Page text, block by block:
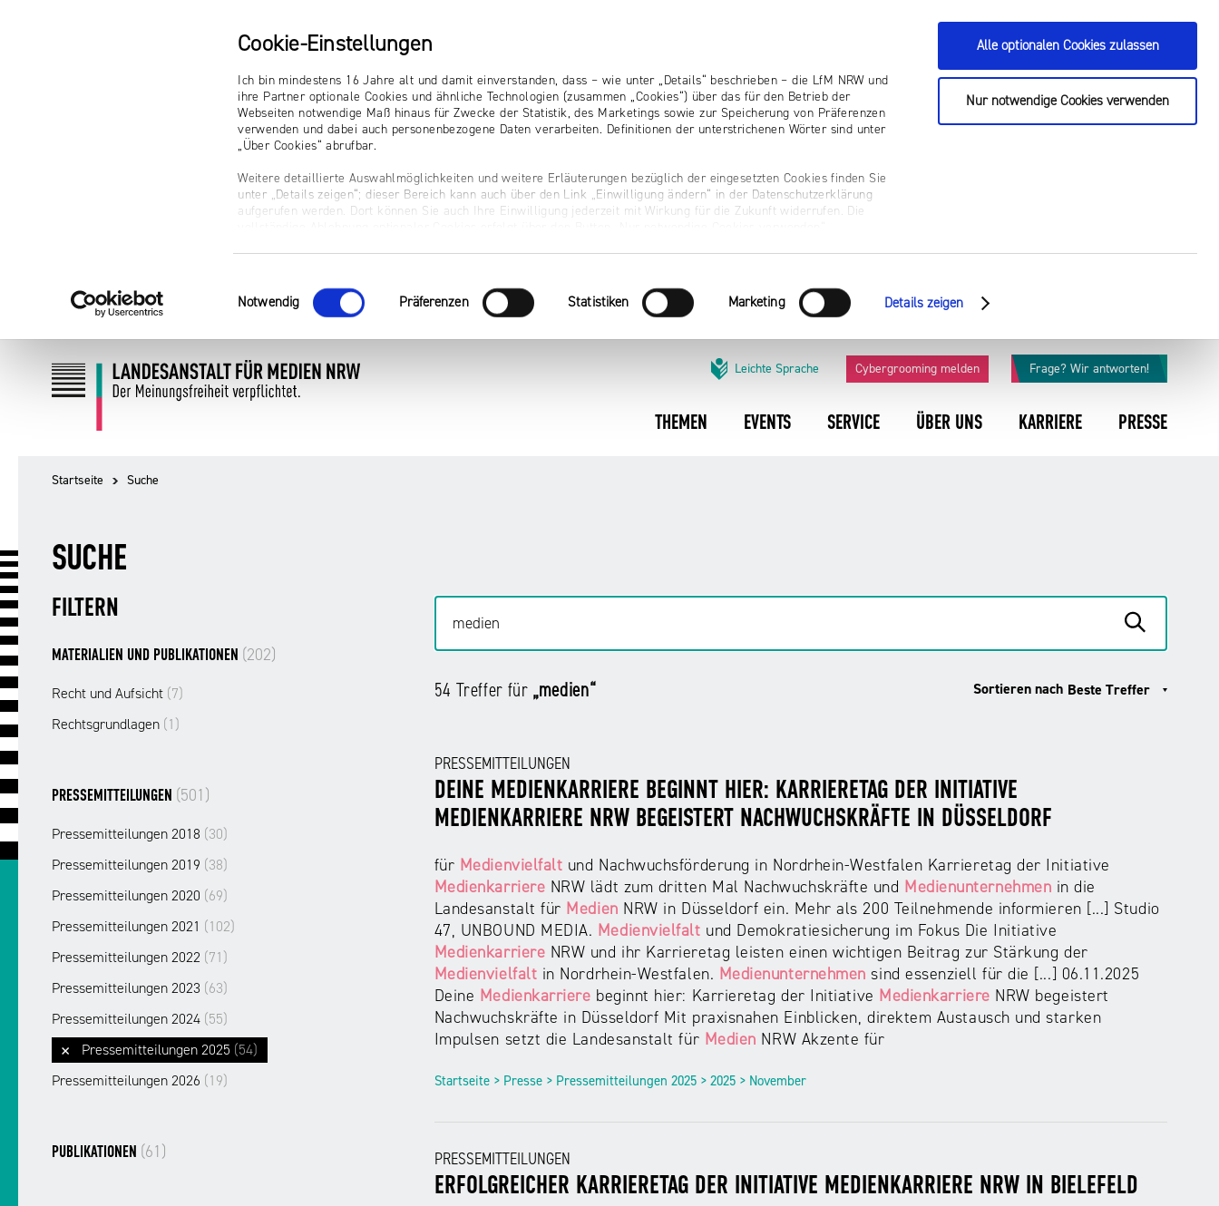
Cookie-Einstellungen
Ich bin mindestens 16 Jahre alt und damit einverstanden, dass – wie unter „Details“ beschrieben – die LfM NRW und
ihre Partner optionale Cookies und ähnliche Technologien (zusammen „Cookies“) über das für den Betrieb der
Webseiten notwendige Maß hinaus für Zwecke der Statistik, des Marketings sowie zur Speicherung von Präferenzen
verwenden und dabei auch personenbezogene Daten verarbeiten. Definitionen der unterstrichenen Wörter sind unter
„Über Cookies“ abrufbar.
Weitere detaillierte Auswahlmöglichkeiten und weitere Erläuterungen bezüglich der eingesetzten Cookies finden Sie
unter „Details zeigen“; dieser Bereich kann auch über den Link „Einwilligung ändern“ in der Datenschutzerklärung
aufgerufen werden. Dort können Sie auch Ihre Einwilligung jederzeit mit Wirkung für die Zukunft widerrufen. Die
Einwilligungsauswahl
Notwendig Präferenzen Statistiken Marketing Details zeigen
Alle optionalen Cookies zulassen
Nur notwendige Cookies verwenden
Inhalt
Navigation
Leichte Sprache Cybergrooming melden Frage? Wir antworten!
THEMEN EVENTS SERVICE ÜBER UNS KARRIERE PRESSE
Startseite Suche
SUCHE
FILTERN
MATERIALIEN UND PUBLIKATIONEN (202)
Recht und Aufsicht (7)
Rechtsgrundlagen (1)
PRESSEMITTEILUNGEN (501)
Pressemitteilungen 2018 (30)
Pressemitteilungen 2019 (38)
Pressemitteilungen 2020 (69)
Pressemitteilungen 2021 (102)
Pressemitteilungen 2022 (71)
Pressemitteilungen 2023 (63)
Pressemitteilungen 2024 (55)
Pressemitteilungen 2025 (54)
Pressemitteilungen 2026 (19)
PUBLIKATIONEN (61)
54 Treffer für „medien“ Sortieren nach Beste Treffer
PRESSEMITTEILUNGEN
DEINE MEDIENKARRIERE BEGINNT HIER: KARRIERETAG DER INITIATIVE
MEDIENKARRIERE NRW BEGEISTERT NACHWUCHSKRÄFTE IN DÜSSELDORF
für Medienvielfalt und Nachwuchsförderung in Nordrhein-Westfalen Karrieretag der Initiative
Medienkarriere NRW lädt zum dritten Mal Nachwuchskräfte und Medienunternehmen in die
Landesanstalt für Medien NRW in Düsseldorf ein. Mehr als 200 Teilnehmende informieren [...] Studio
47, UNBOUND MEDIA. Medienvielfalt und Demokratiesicherung im Fokus Die Initiative
Medienkarriere NRW und ihr Karrieretag leisten einen wichtigen Beitrag zur Stärkung der
Medienvielfalt in Nordrhein-Westfalen. Medienunternehmen sind essenziell für die [...] 06.11.2025
Deine Medienkarriere beginnt hier: Karrieretag der Initiative Medienkarriere NRW begeistert
Nachwuchskräfte in Düsseldorf Mit praxisnahen Einblicken, direktem Austausch und starken
Impulsen setzt die Landesanstalt für Medien NRW Akzente für
Startseite > Presse > Pressemitteilungen 2025 > 2025 > November
PRESSEMITTEILUNGEN
ERFOLGREICHER KARRIERETAG DER INITIATIVE MEDIENKARRIERE NRW IN BIELEFELD